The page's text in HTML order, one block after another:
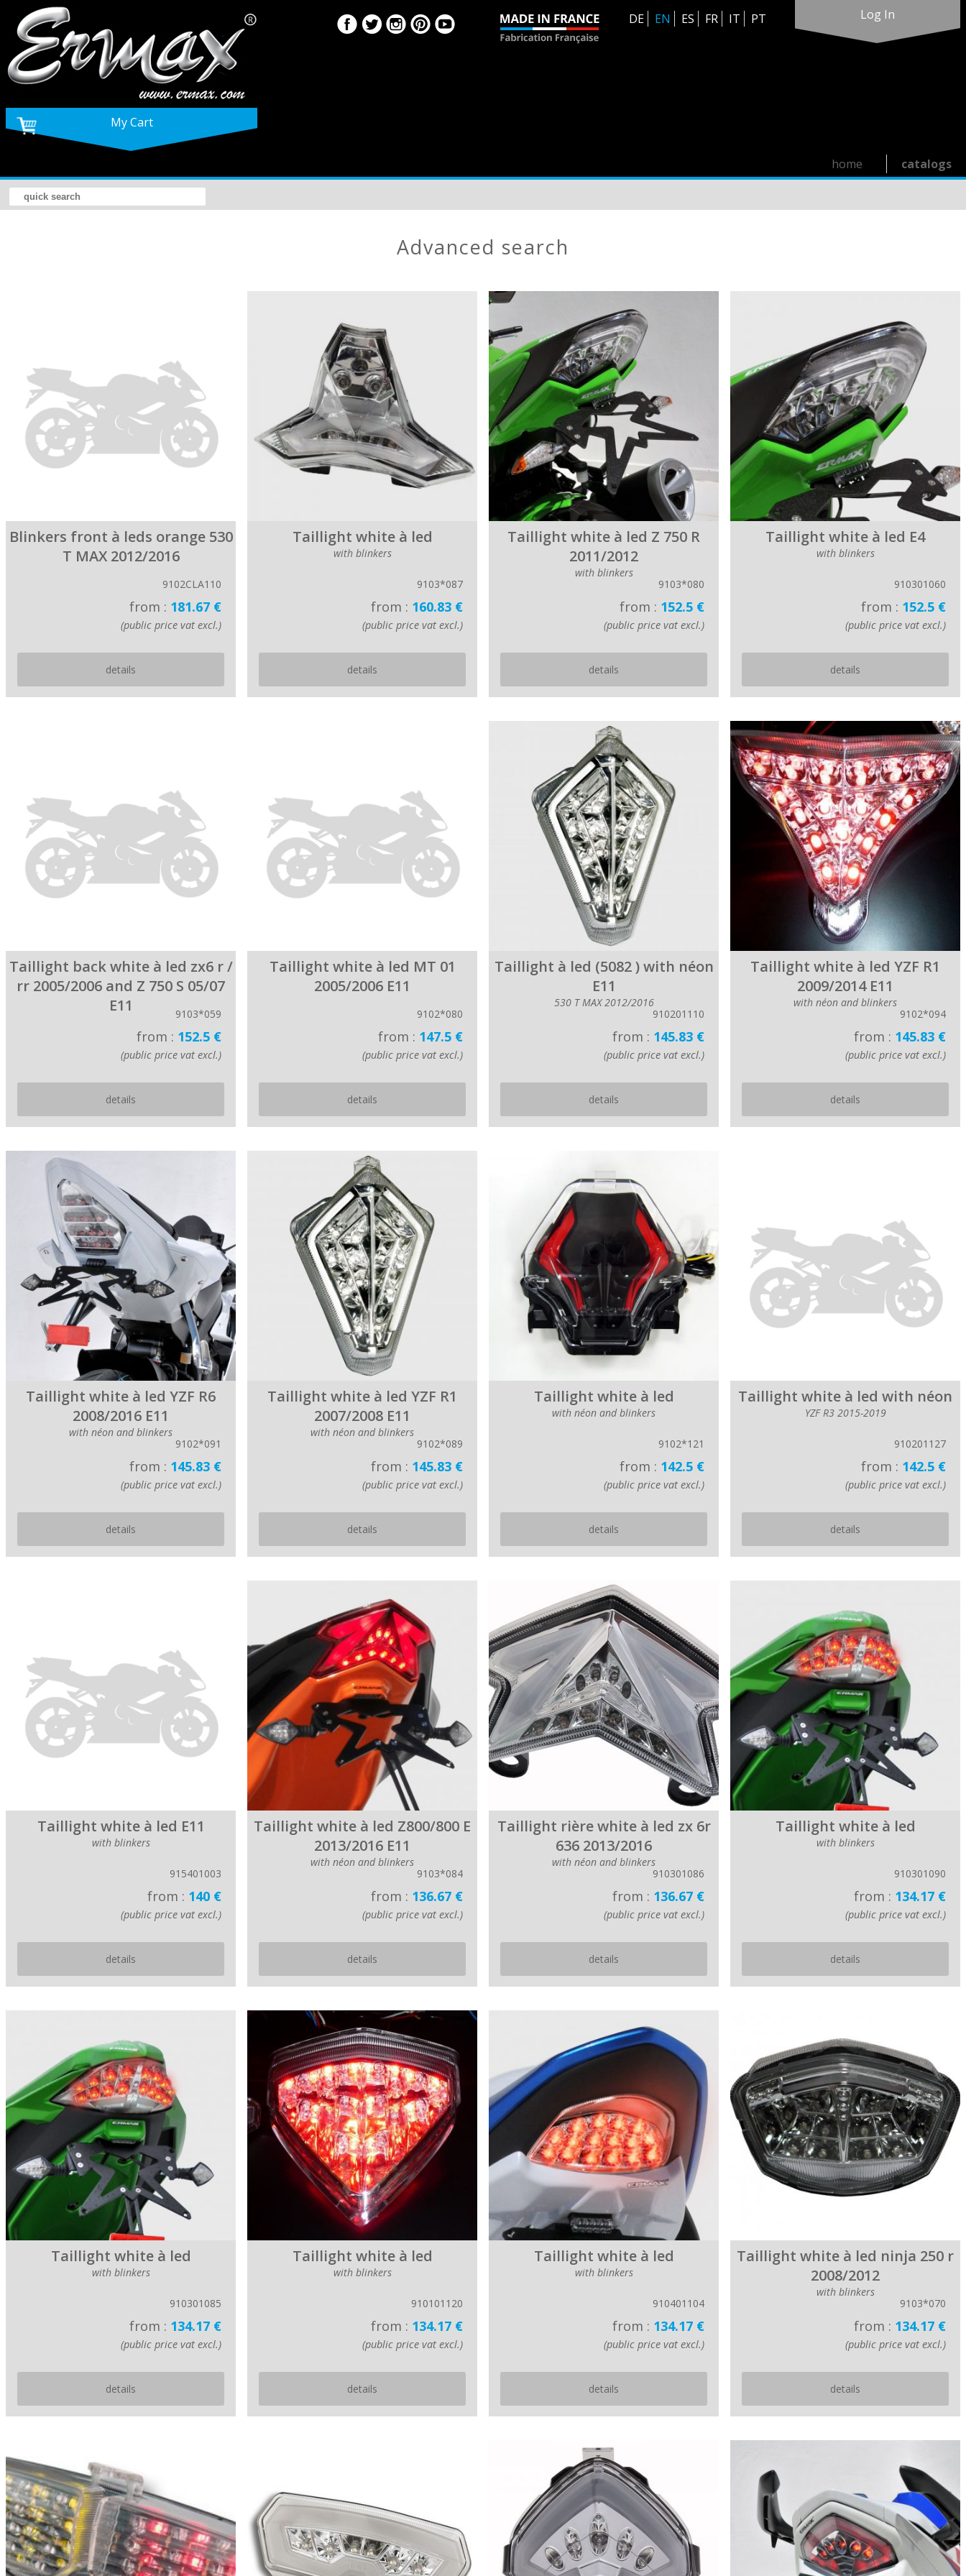
DE EN ES FR IT PT Log In
My Cart
catalogs
home
advanced search
Blinkers front à leds orange 530
T MAX 2012/2016
9102CLA110
from : 181.67 €
(public price vat excl.)
details
Taillight white à led
with blinkers
9103*087
from : 160.83 €
(public price vat excl.)
details
Taillight white à led Z 750 R
2011/2012
with blinkers
9103*080
from : 152.5 €
(public price vat excl.)
details
Taillight white à led E4
with blinkers
910301060
from : 152.5 €
(public price vat excl.)
details
Taillight back white à led zx6 r /
rr 2005/2006 and Z 750 S 05/07
E11
9103*059
from : 152.5 €
(public price vat excl.)
details
Taillight white à led MT 01
2005/2006 E11
9102*080
from : 147.5 €
(public price vat excl.)
details
Taillight à led (5082 ) with néon
E11
530 T MAX 2012/2016
910201110
from : 145.83 €
(public price vat excl.)
details
Taillight white à led YZF R1
2009/2014 E11
with néon and blinkers
9102*094
from : 145.83 €
(public price vat excl.)
details
Taillight white à led YZF R6
2008/2016 E11
with néon and blinkers
9102*091
from : 145.83 €
(public price vat excl.)
details
Taillight white à led YZF R1
2007/2008 E11
with néon and blinkers
9102*089
from : 145.83 €
(public price vat excl.)
details
Taillight white à led
with néon and blinkers
9102*121
from : 142.5 €
(public price vat excl.)
details
Taillight white à led with néon
YZF R3 2015-2019
910201127
from : 142.5 €
(public price vat excl.)
details
Taillight white à led E11
with blinkers
915401003
from : 140 €
(public price vat excl.)
details
Taillight white à led Z800/800 E
2013/2016 E11
with néon and blinkers
9103*084
from : 136.67 €
(public price vat excl.)
details
Taillight rière white à led zx 6r
636 2013/2016
with néon and blinkers
910301086
from : 136.67 €
(public price vat excl.)
details
Taillight white à led
with blinkers
910301090
from : 134.17 €
(public price vat excl.)
details
Taillight white à led
with blinkers
910301085
from : 134.17 €
(public price vat excl.)
details
Taillight white à led
with blinkers
910101120
from : 134.17 €
(public price vat excl.)
details
Taillight white à led
with blinkers
910401104
from : 134.17 €
(public price vat excl.)
details
Taillight white à led ninja 250 r
2008/2012
with blinkers
9103*070
from : 134.17 €
(public price vat excl.)
details